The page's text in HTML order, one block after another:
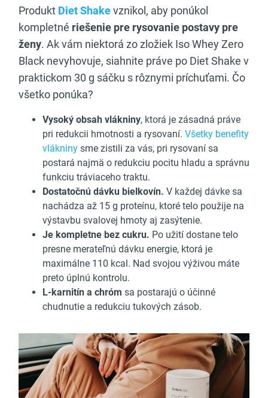
Produkt Diet Shakevznikol, aby ponúkol
kompletné riešenie pre rysovanie postavy pre
ženy. Ak vám niektorá zo zložiek Iso Whey Zero
Black nevyhovuje, siahnite práve po Diet Shake v
praktickom 30 g sáčku s rôznymi príchuťami. Čo
všetko ponúka?
Vysoký obsah vlákniny, ktorá je zásadná práve
pri redukcii hmotnosti a rysovaní. Všetky benefity
vlákniny sme zistili za vás, pri rysovaní sa
postará najmä o redukciu pocitu hladu a správnu
funkciu tráviaceho traktu.
Dostatočnú dávku bielkovín. V každej dávke sa
nachádza až 15 g proteínu, ktoré telo použije na
výstavbu svalovej hmoty aj zasýtenie.
Je kompletne bez cukru. Po užití dostane telo
presne merateľnú dávku energie, ktorá je
maximálne 110 kcal. Nad svojou výživou máte
preto úplnú kontrolu.
L-karnitín a chróm sa postarajú o účinné
chudnutie a redukciu tukových zásob.